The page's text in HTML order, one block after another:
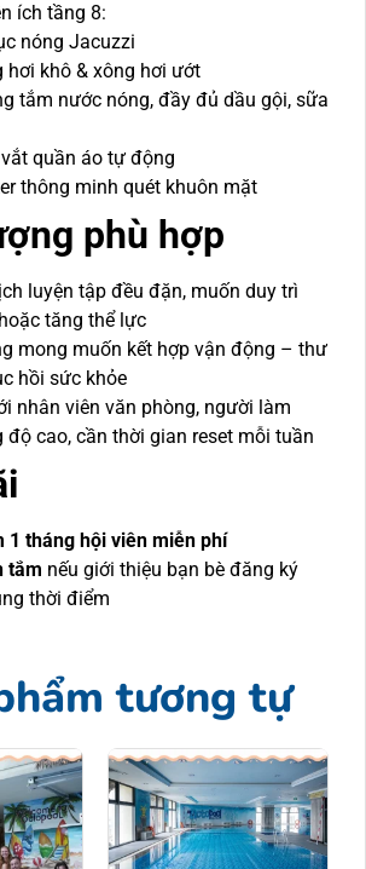
ích tầng 8:
nóng Jacuzzi
hơi khô & xông hơi ướt
tắm nước nóng, đầy đủ dầu gội, sữa
quần áo tự động
thông minh quét khuôn mặt
phù hợp
luyện tập đều đặn, muốn duy trì
tăng thể lực
mong muốn kết hợp vận động – thư
hồi sức khỏe
nhân viên văn phòng, người làm
độ cao, cần thời gian reset mỗi tuần
1 tháng hội viên miễn phí
tắm nếu giới thiệu bạn bè đăng ký
thời điểm
tương tự